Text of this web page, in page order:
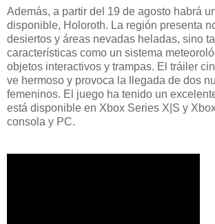
Además, a partir del 19 de agosto habrá
disponible, Holoroth. La región presenta
desiertos y áreas nevadas heladas, sino
características como un sistema
objetos interactivos y trampas. El tráiler
ve hermoso y provoca la llegada de dos
femeninos. El juego ha tenido un
está disponible en Xbox Series X|S y
consola y PC.